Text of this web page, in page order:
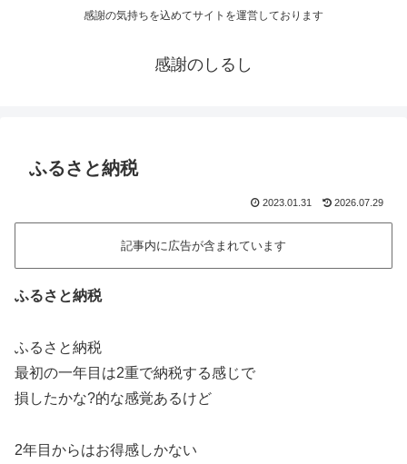
感謝の気持ちを込めてサイトを運営しております
感謝のしるし
ふるさと納税
2023.01.31 2026.07.29
記事内に広告が含まれています
ふるさと納税
ふるさと納税
最初の一年目は2重で納税する感じで
損したかな?的な感覚あるけど
2年目からはお得感しかない